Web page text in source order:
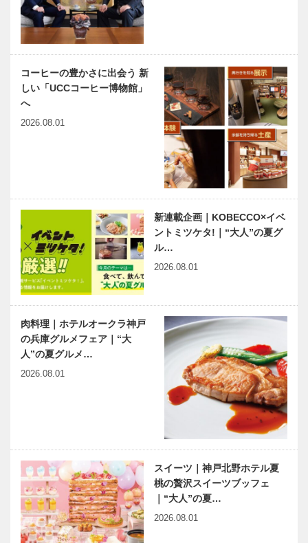
コーヒーの豊かさに出会う 新
しい「UCCコーヒー博物館」
へ
2026.08.01
新連載企画｜KOBECCO×イベ
ントミツケタ!｜“大人”の夏グ
ル…
2026.08.01
肉料理｜ホテルオークラ神戸
の兵庫グルメフェア｜“大
人”の夏グルメ…
2026.08.01
スイーツ｜神戸北野ホテル夏
桃の贅沢スイーツブッフェ
｜“大人”の夏…
2026.08.01